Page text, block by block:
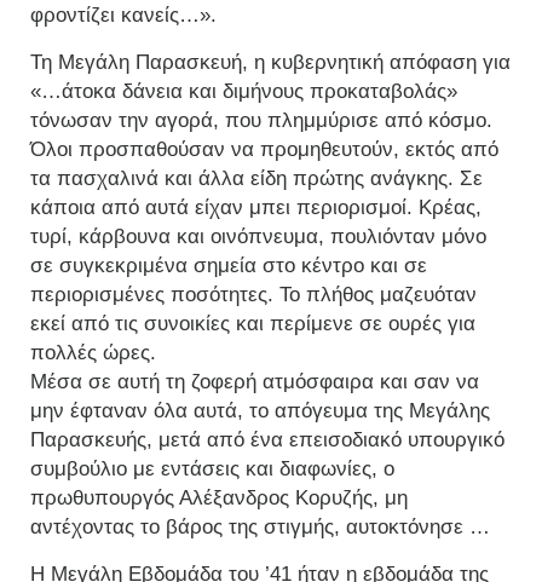
φροντίζει κανείς…».
Τη Μεγάλη Παρασκευή, η κυβερνητική απόφαση για
«…άτοκα δάνεια και διμήνους προκαταβολάς»
τόνωσαν την αγορά, που πλημμύρισε από κόσμο.
Όλοι προσπαθούσαν να προμηθευτούν, εκτός από
τα πασχαλινά και άλλα είδη πρώτης ανάγκης. Σε
κάποια από αυτά είχαν μπει περιορισμοί. Κρέας,
τυρί, κάρβουνα και οινόπνευμα, πουλιόνταν μόνο
σε συγκεκριμένα σημεία στο κέντρο και σε
περιορισμένες ποσότητες. Το πλήθος μαζευόταν
εκεί από τις συνοικίες και περίμενε σε ουρές για
πολλές ώρες.
Μέσα σε αυτή τη ζοφερή ατμόσφαιρα και σαν να
μην έφταναν όλα αυτά, το απόγευμα της Μεγάλης
Παρασκευής, μετά από ένα επεισοδιακό υπουργικό
συμβούλιο με εντάσεις και διαφωνίες, ο
πρωθυπουργός Αλέξανδρος Κορυζής, μη
αντέχοντας το βάρος της στιγμής, αυτοκτόνησε …
Η Μεγάλη Εβδομάδα του ’41 ήταν η εβδομάδα της